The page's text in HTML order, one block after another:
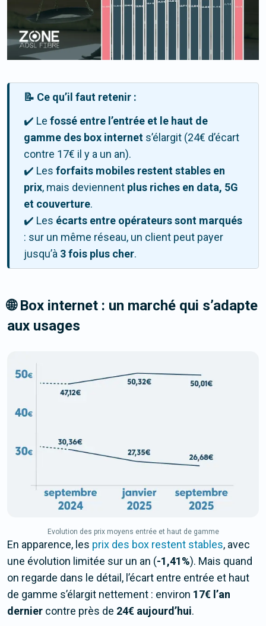
📝 Ce qu’il faut retenir :
✔️ Le fossé entre l’entrée et le haut de
gamme des box internet s’élargit (24€ d’écart
contre 17€ il y a un an).
✔️ Les forfaits mobiles restent stables en
prix, mais deviennent plus riches en data, 5G
et couverture.
✔️ Les écarts entre opérateurs sont marqués
: sur un même réseau, un client peut payer
jusqu’à 3 fois plus cher.
🌐 Box internet : un marché qui s’adapte
aux usages
Evolution des prix moyens entrée et haut de gamme
En apparence, les prix des box restent stables, avec
une évolution limitée sur un an (-1,41%). Mais quand
on regarde dans le détail, l’écart entre entrée et haut
de gamme s’élargit nettement : environ 17€ l’an
dernier contre près de 24€ aujourd’hui.